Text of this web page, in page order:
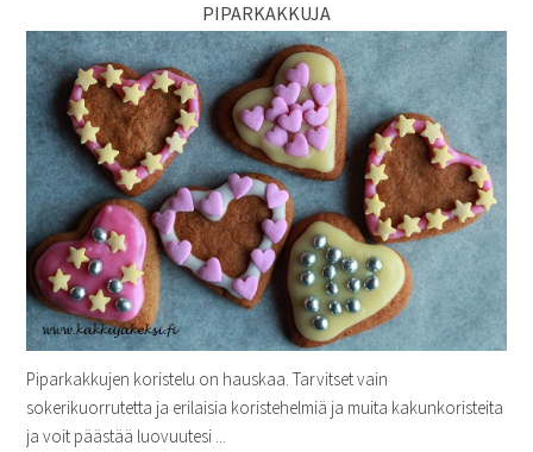
PIPARKAKKUJA
Piparkakkujen koristelu on hauskaa. Tarvitset vain
sokerikuorrutetta ja erilaisia koristehelmiä ja muita kakunkoristeita
ja voit päästää luovuutesi ...